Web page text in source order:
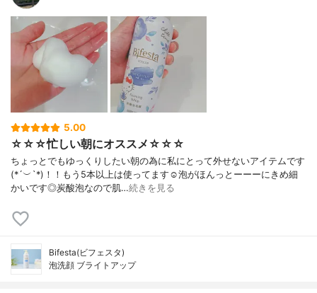
5.00
☆☆☆忙しい朝にオススメ☆☆☆
ちょっとでもゆっくりしたい朝の為に私にとって外せないアイテムです
(*´︶`*)！！もう5本以上は使ってます☺️泡がほんっとーーーにきめ細
かいです◎炭酸泡なので肌…続きを見る
Bifesta(ビフェスタ)
泡洗顔 ブライトアップ